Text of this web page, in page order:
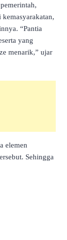
kemasyarakatan,
“Pantia
yang
menarik,” ujar
elemen
Sehingga